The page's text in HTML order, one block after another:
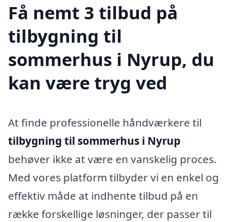
Få nemt 3 tilbud på
tilbygning til
sommerhus i Nyrup, du
kan være tryg ved
At finde professionelle håndværkere til
tilbygning til sommerhus i Nyrup
behøver ikke at være en vanskelig proces.
Med vores platform tilbyder vi en enkel og
effektiv måde at indhente tilbud på en
række forskellige løsninger, der passer til